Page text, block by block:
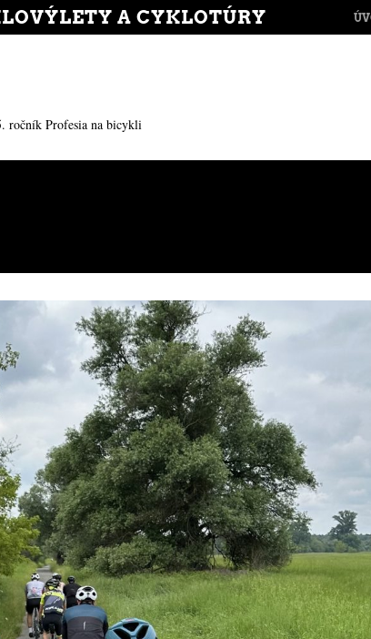
A CYKLOTÚRY SKIP
ročník Profesia na bicykli